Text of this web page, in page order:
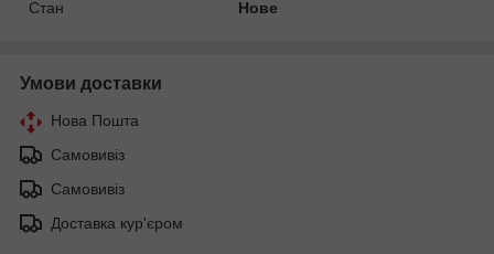
Стан Нове
Умови доставки
Нова Пошта
Самовивіз
Самовивіз
Доставка кур'єром